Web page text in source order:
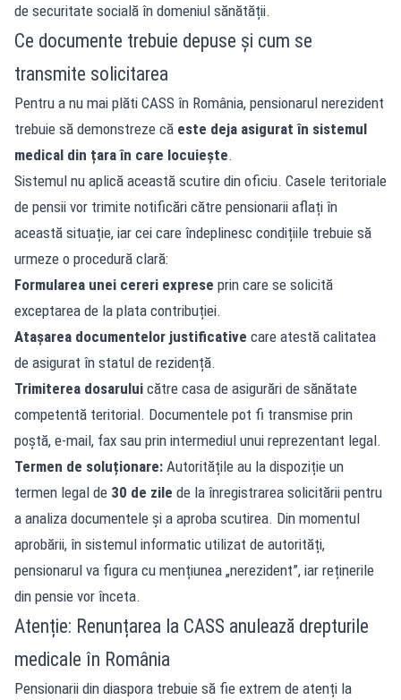
de securitate socială în domeniul sănătății.
Ce documente trebuie depuse și cum se
transmite solicitarea
Pentru a nu mai plăti CASS în România, pensionarul nerezident
trebuie să demonstreze că este deja asigurat în sistemul
medical din țara în care locuiește.
Sistemul nu aplică această scutire din oficiu. Casele teritoriale
de pensii vor trimite notificări către pensionarii aflați în
această situație, iar cei care îndeplinesc condițiile trebuie să
urmeze o procedură clară:
Formularea unei cereri exprese prin care se solicită
exceptarea de la plata contribuției.
Atașarea documentelor justificative care atestă calitatea
de asigurat în statul de rezidență.
Trimiterea dosarului către casa de asigurări de sănătate
competentă teritorial. Documentele pot fi transmise prin
poștă, e-mail, fax sau prin intermediul unui reprezentant legal.
Termen de soluționare: Autoritățile au la dispoziție un
termen legal de 30 de zile de la înregistrarea solicitării pentru
a analiza documentele și a aproba scutirea. Din momentul
aprobării, în sistemul informatic utilizat de autorități,
pensionarul va figura cu mențiunea „nerezident”, iar reținerile
din pensie vor înceta.
Atenție: Renunțarea la CASS anulează drepturile
medicale în România
Pensionarii din diaspora trebuie să fie extrem de atenți la